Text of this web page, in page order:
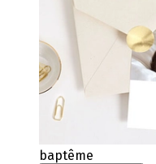
baptême